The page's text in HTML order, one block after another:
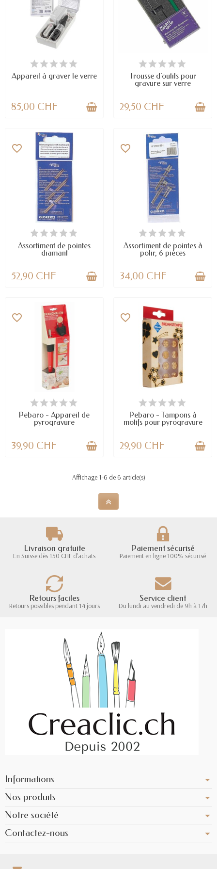
DERNIERS ARTICLES EN STOCK
Appareil à graver le verre
85,00 CHF
DERNIERS ARTICLES EN STOCK
Trousse d'outils pour
gravure sur verre
29,50 CHF
DERNIERS ARTICLES EN STOCK
favorite_border
Assortiment de pointes
diamant
52,90 CHF
EN STOCK
favorite_border
Assortiment de pointes à
polir, 6 pièces
34,00 CHF
EN STOCK
favorite_border
Pebaro - Appareil de
pyrogravure
39,90 CHF
EN STOCK
favorite_border
Pebaro - Tampons à
motifs pour pyrogravure
29,90 CHF
Affichage 1-6 de 6 article(s)
Livraison gratuite
En Suisse dès 150 CHF d'achats
Paiement sécurisé
Paiement en ligne 100% sécurisé
Retours faciles
Retours possibles pendant 14 jours
Service client
Du lundi au vendredi de 9h à 17h
Informations
Nos produits
Notre société
Contactez-nous